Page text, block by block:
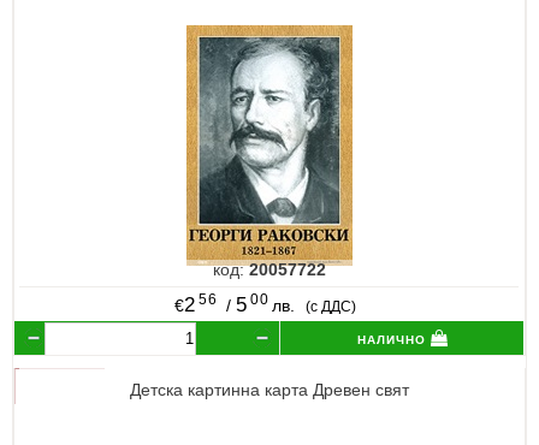
код:20057722
€2 56 / 5 00 лв. (с ДДС)
налично
Детска картинна карта Древен свят